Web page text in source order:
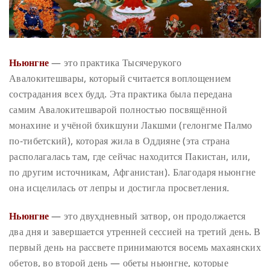
Ньюнгне— это практика Тысячерукого
Авалокитешвары, который считается воплощением
сострадания всех будд. Эта практика была передана
самим Авалокитешварой полностью посвящённой
монахине и учёной бхикшуни Лакшми (гелонгме Палмо
по-тибетский), которая жила в Оддияне (эта страна
располагалась там, где сейчас находится Пакистан, или,
по другим источникам, Афганистан). Благодаря ньюнгне
она исцелилась от лепры и достигла просветления.
Ньюнгне— это двухдневный затвор, он продолжается
два дня и завершается утренней сессией на третий день. В
первый день на рассвете принимаются восемь махаянских
обетов, во второй день — обеты ньюнгне, которые